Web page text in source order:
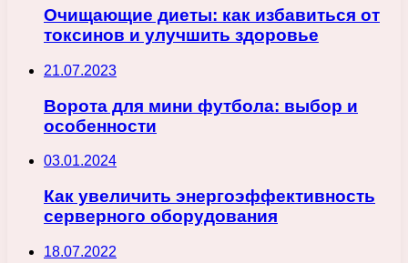
Очищающие диеты: как избавиться от
токсинов и улучшить здоровье
21.07.2023
Ворота для мини футбола: выбор и
особенности
03.01.2024
Как увеличить энергоэффективность
серверного оборудования
18.07.2022